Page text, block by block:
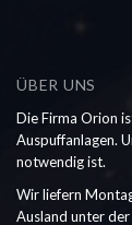
ÜBER UNS
Die Firma Orion
Auspuffanlagen.
notwendig ist.
Wir liefern
Ausland unter